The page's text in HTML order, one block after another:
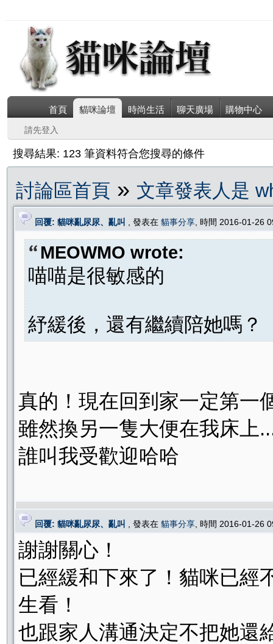
首頁 貓咪論壇 時尚生活 聊天廣場 購物中心
請先登入
搜尋結果: 123 筆資料符合您搜尋的條件
討論區首頁 » 文章發表人是
回覆: 貓咪亂尿尿、亂叫 , 發表在 貓事分享 , 時間 2016-01-26
MEOWMO wrote:
喵喵是很敏感的
紓緩後，還有繼續陪她嗎？
真的！現在回到家一定第一
雖然換另一隻大便在我床上
誰叫我受歡迎哈哈
回覆: 貓咪亂尿尿、亂叫 , 發表在 貓事分享 , 時間 2016-01-26
謝謝關心！
已經緩和下來了！貓咪已經
生看！
也跟家人溝通決定不把她還